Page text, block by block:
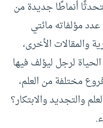
أنماطًا جديدة من
عدد مؤلفاته مائتي
والمقالات الأخرى،
لرجل ليؤلف فيها
مختلفة من العلم،
والتجديد والابتكار؟